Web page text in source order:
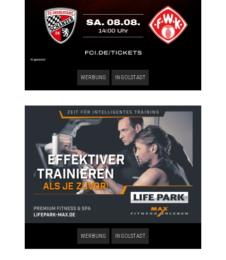
WERBUNG INGOLSTADT
WERBUNG INGOLSTADT